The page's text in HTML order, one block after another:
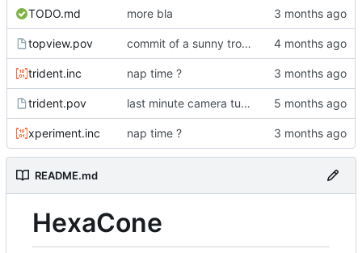
TODO.md more bla
topview.pov commit of a sunny trolldi
trident.inc nap time ?
trident.pov last minute camera tuning
xperiment.inc nap time ?
README.md
HexaCone